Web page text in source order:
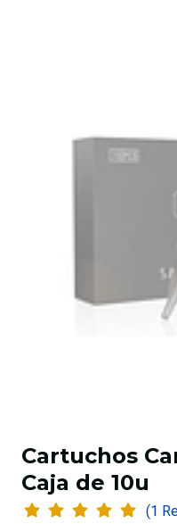
Cartuchos
Caja de 10u
(1